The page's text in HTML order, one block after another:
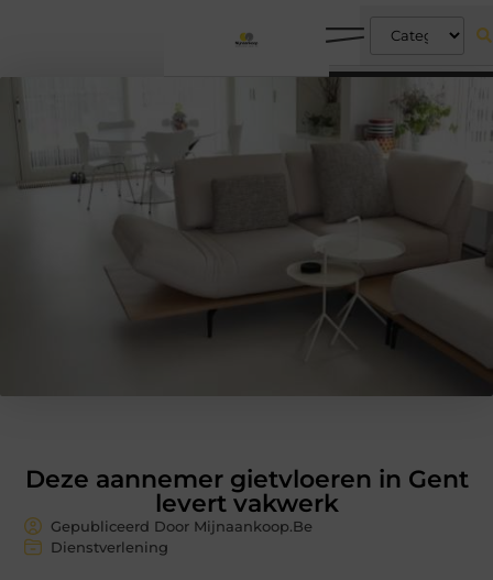
Deze aannemer gietvloeren in Gent
levert vakwerk
Gepubliceerd Door Mijnaankoop.Be
Dienstverlening